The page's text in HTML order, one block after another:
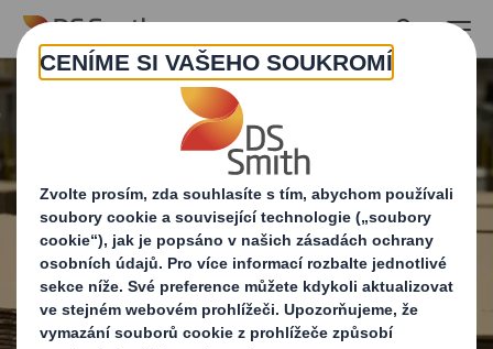
Skip to main content